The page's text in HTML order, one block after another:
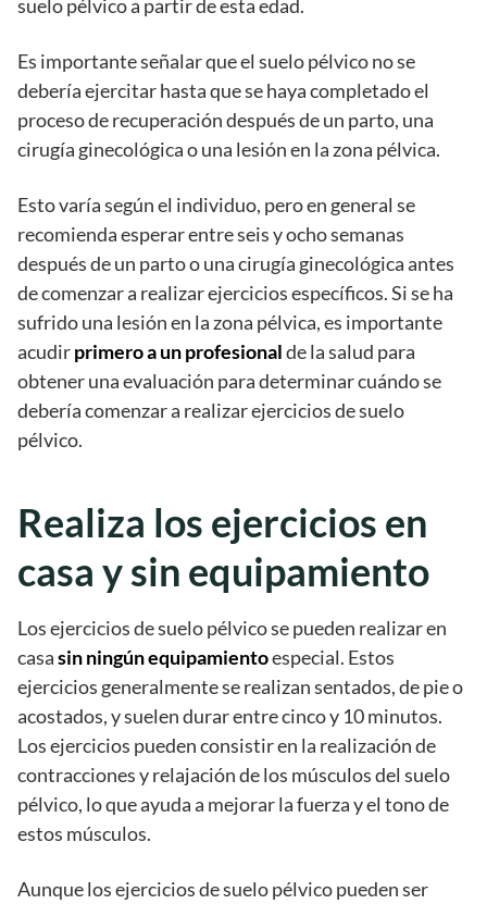
suelo pélvico a partir de esta edad.
Es importante señalar que el suelo pélvico no se
debería ejercitar hasta que se haya completado el
proceso de recuperación después de un parto, una
cirugía ginecológica o una lesión en la zona pélvica.
Esto varía según el individuo, pero en general se
recomienda esperar entre seis y ocho semanas
después de un parto o una cirugía ginecológica antes
de comenzar a realizar ejercicios específicos. Si se ha
sufrido una lesión en la zona pélvica, es importante
acudirprimero a un profesionalde la salud para
obtener una evaluación para determinar cuándo se
debería comenzar a realizar ejercicios de suelo
pélvico.
Realiza los ejercicios en
casa y sin equipamiento
Los ejercicios de suelo pélvico se pueden realizar en
casasin ningún equipamientoespecial. Estos
ejercicios generalmente se realizan sentados, de pie o
acostados, y suelen durar entre cinco y 10 minutos.
Los ejercicios pueden consistir en la realización de
contracciones y relajación de los músculos del suelo
pélvico, lo que ayuda a mejorar la fuerza y el tono de
estos músculos.
Aunque los ejercicios de suelo pélvico pueden ser